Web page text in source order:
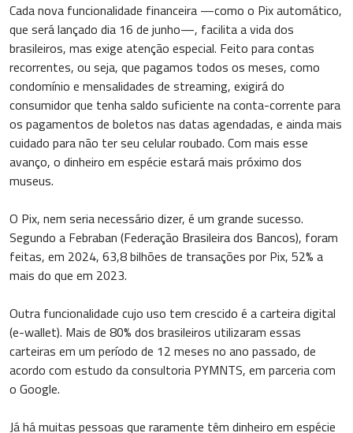
Cada nova funcionalidade financeira —como o Pix automático,
que será lançado dia 16 de junho—, facilita a vida dos
brasileiros, mas exige atenção especial. Feito para contas
recorrentes, ou seja, que pagamos todos os meses, como
condomínio e mensalidades de streaming, exigirá do
consumidor que tenha saldo suficiente na conta-corrente para
os pagamentos de boletos nas datas agendadas, e ainda mais
cuidado para não ter seu celular roubado. Com mais esse
avanço, o dinheiro em espécie estará mais próximo dos
museus.
O Pix, nem seria necessário dizer, é um grande sucesso.
Segundo a Febraban (Federação Brasileira dos Bancos), foram
feitas, em 2024, 63,8 bilhões de transações por Pix, 52% a
mais do que em 2023.
Outra funcionalidade cujo uso tem crescido é a carteira digital
(e-wallet). Mais de 80% dos brasileiros utilizaram essas
carteiras em um período de 12 meses no ano passado, de
acordo com estudo da consultoria PYMNTS, em parceria com
o Google.
Já há muitas pessoas que raramente têm dinheiro em espécie